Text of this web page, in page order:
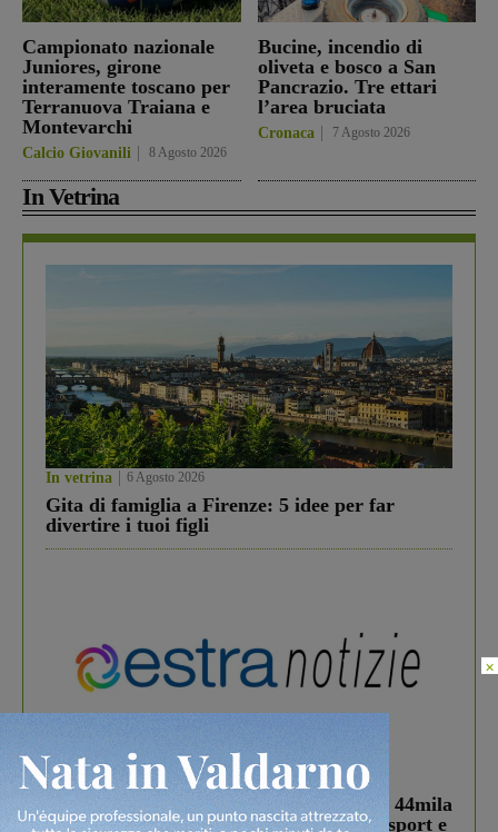
Campionato nazionale
Juniores, girone
interamente toscano per
Terranuova Traiana e
Montevarchi
Calcio Giovanili 8 Agosto 2026
Bucine, incendio di
oliveta e bosco a San
Pancrazio. Tre ettari
l’area bruciata
Cronaca 7 Agosto 2026
In Vetrina
In vetrina 6 Agosto 2026
Gita di famiglia a Firenze: 5 idee per far
divertire i tuoi figli
In vetrina 3 Agosto 2026
Estra Notizie agosto: Smart Cities, oltre 44mila
studenti coinvolti, torna il bando per lo sport e
×